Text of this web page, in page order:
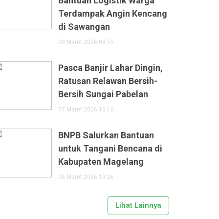
Terdampak Angin Kencang
di Sawangan
09 Maret 2026 09:55
Pasca Banjir Lahar Dingin,
Ratusan Relawan Bersih-
Bersih Sungai Pabelan
07 Maret 2026 16:10
BNPB Salurkan Bantuan
untuk Tangani Bencana di
Kabupaten Magelang
06 Maret 2026 19:26
Lihat Lainnya